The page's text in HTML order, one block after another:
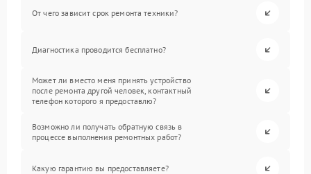
От чего зависит срок ремонта техники?
Диагностика проводится бесплатно?
Может ли вместо меня принять устройство
после ремонта другой человек, контактный
телефон которого я предоставлю?
Возможно ли получать обратную связь в
процессе выполнения ремонтных работ?
Какую гарантию вы предоставляете?